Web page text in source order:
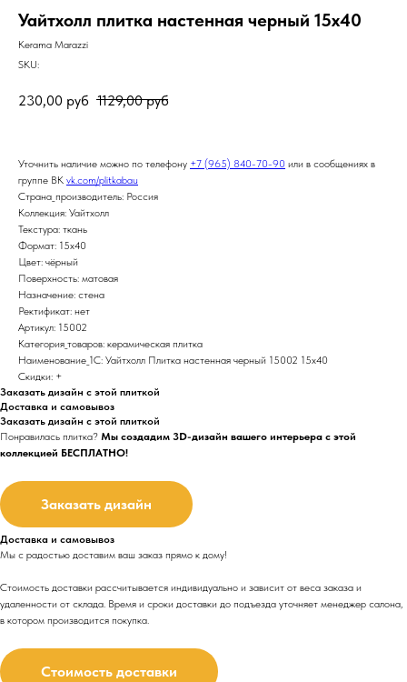
Уайтхолл плитка настенная черный 15х40
Kerama Marazzi
SKU:
230,00 руб 1129,00 руб
Уточнить наличие можно по телефону +7 (965) 840-70-90 или в сообщениях в
группе ВК vk.com/plitkabau
Страна_производитель: Россия
Коллекция: Уайтхолл
Текстура: ткань
Формат: 15x40
Цвет: чёрный
Поверхность: матовая
Назначение: стена
Ректификат: нет
Артикул: 15002
Категория_товаров: керамическая плитка
Наименование_1С: Уайтхолл Плитка настенная черный 15002 15х40
Скидки: +
Заказать дизайн с этой плиткой
Доставка и самовывоз
Заказать дизайн с этой плиткой
Понравилась плитка? Мы создадим 3D-дизайн вашего интерьера с этой
коллекцией БЕСПЛАТНО!
Заказать дизайн
Доставка и самовывоз
Мы с радостью доставим ваш заказ прямо к дому!
Стоимость доставки рассчитывается индивидуально и зависит от веса заказа и
удаленности от склада. Время и сроки доставки до подъезда уточняет менеджер салона,
в котором производится покупка.
Стоимость доставки